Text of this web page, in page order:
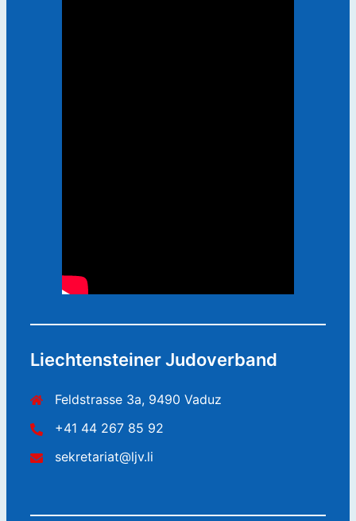
Liechtensteiner Judoverband
Feldstrasse 3a, 9490 Vaduz
+41 44 267 85 92
sekretariat@ljv.li